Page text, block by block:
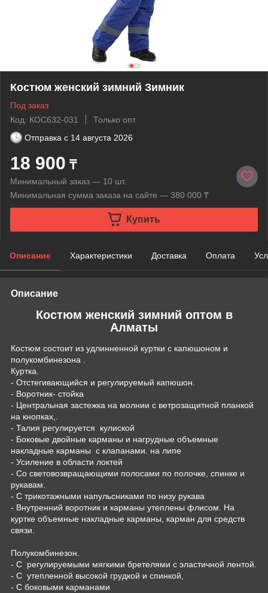
Костюм женский зимний Зимник
Под заказ
Код: КОС632-031
Только опт
Отправка с 14 августа 2026
18 900 ₸
Минимальный заказ — 10 шт.
Минимальная сумма заказа на сайте — 380 000 ₸
Купить
Описание Характеристики Доставка Оплата
Описание
Костюм женский зимний оптом в
Алматы
Костюм состоит из удлинненной куртки с капюшоном и
полукомбинезона .
Куртка.
- Отстегивающийся и регулируемый капюшон.
- Воротник- стойка
- Центральная застежка на молнии с ветрозащитной планкой
на кнопках,.
- Талия регулируется кулиской
- Боковые двойные карманы и нагрудные объемные
накладные карманы с клапанами. на липе
- Усиление в области локтей
- Со световозвращающими полосами по полочке, спинке и
рукавам.
- С трикотажными напульсниками по низу рукава
- Внутренний воротник и карманы утеплены флисом. На
куртке объемные накладные карманы, карман для средств
связи.
Полукомбинезон.
- С регулируемыми мягкими бретелями с эластичной лентой.
- С утепленной высокой грудкой и спинкой,
- С боковыми карманами